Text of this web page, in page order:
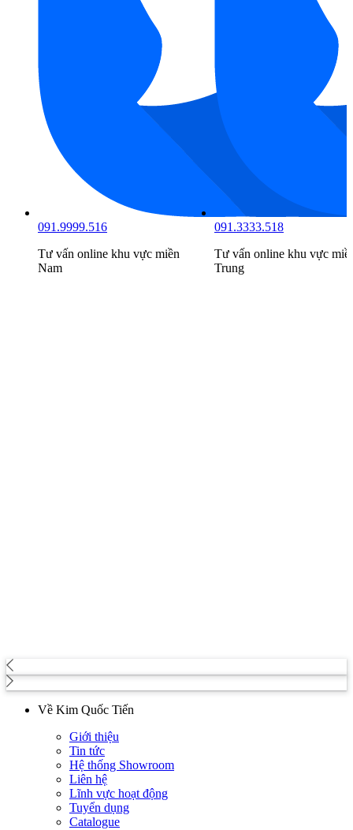
091.9999.516
Tư vấn online khu vực miền
Nam
091.3333.518
Tư vấn online khu vực
Trung
Về Kim Quốc Tiến
Giới thiệu
Tin tức
Hệ thống Showroom
Liên hệ
Lĩnh vực hoạt động
Tuyển dụng
Catalogue